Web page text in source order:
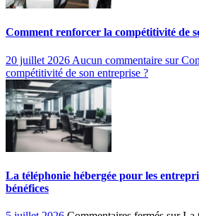
Comment renforcer la compétitivité de
20 juillet 2026 Aucun commentaire sur
compétitivité de son entreprise ?
La téléphonie hébergée pour les
bénéfices